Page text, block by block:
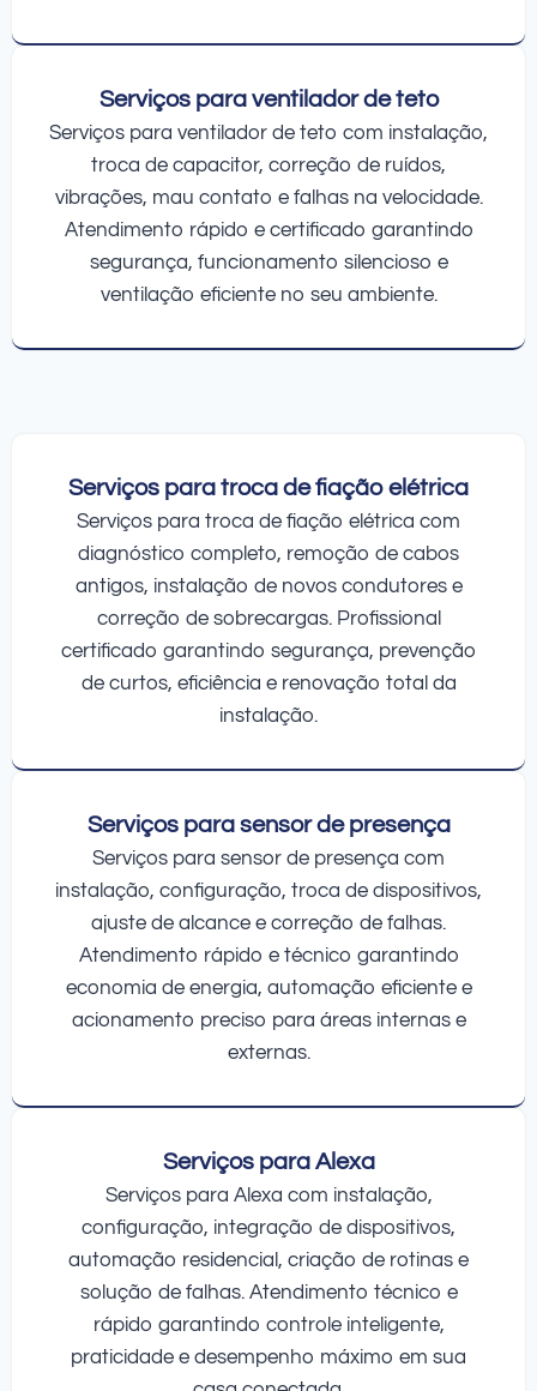
Serviços para ventilador de teto
Serviços para ventilador de teto com instalação,
troca de capacitor, correção de ruídos,
vibrações, mau contato e falhas na velocidade.
Atendimento rápido e certificado garantindo
segurança, funcionamento silencioso e
ventilação eficiente no seu ambiente.
Serviços para troca de fiação elétrica
Serviços para troca de fiação elétrica com
diagnóstico completo, remoção de cabos
antigos, instalação de novos condutores e
correção de sobrecargas. Profissional
certificado garantindo segurança, prevenção
de curtos, eficiência e renovação total da
instalação.
Serviços para sensor de presença
Serviços para sensor de presença com
instalação, configuração, troca de dispositivos,
ajuste de alcance e correção de falhas.
Atendimento rápido e técnico garantindo
economia de energia, automação eficiente e
acionamento preciso para áreas internas e
externas.
Serviços para Alexa
Serviços para Alexa com instalação,
configuração, integração de dispositivos,
automação residencial, criação de rotinas e
solução de falhas. Atendimento técnico e
rápido garantindo controle inteligente,
praticidade e desempenho máximo em sua